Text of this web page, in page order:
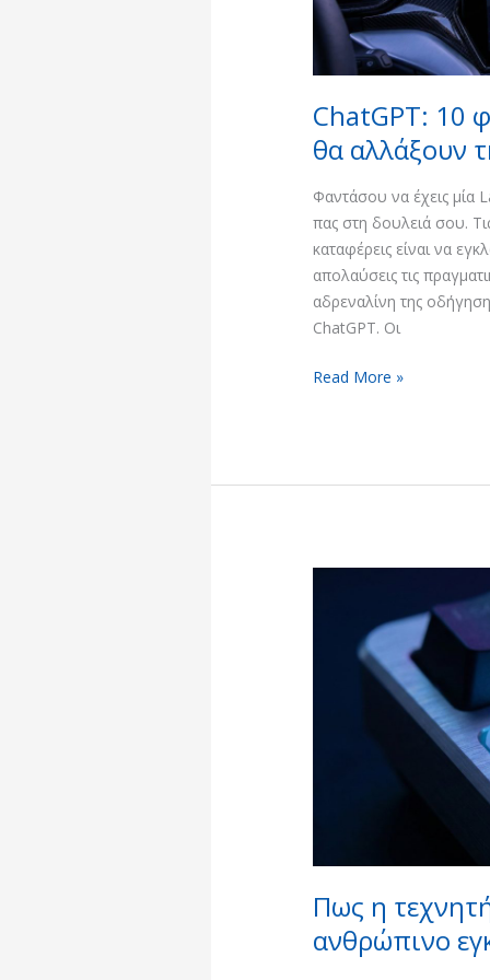
ChatGPT: 10
θα αλλάξουν
Φαντάσου να έχεις μία
πας στη δουλειά σου.
καταφέρεις είναι να
απολαύσεις τις
αδρεναλίνη της
ChatGPT. Οι
σου!
Read More »
Πως η
ανθρώπινο
τεχνητή
νοημοσύνη
αντιγράφει